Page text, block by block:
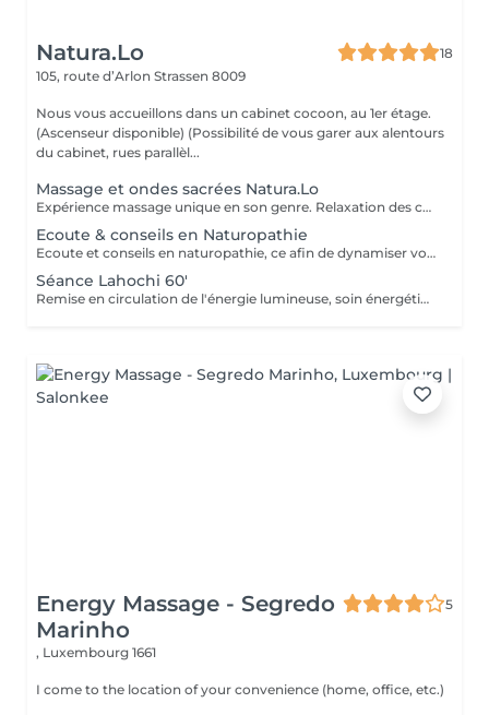
Natura.Lo
18
105, route d’Arlon Strassen 8009
Nous vous accueillons dans un cabinet cocoon, au 1er étage.
(Ascenseur disponible) (Possibilité de vous garer aux alentours
du cabinet, rues parallèl...
Massage et ondes sacrées Natura.Lo
Expérience massage unique en son genre. Relaxation des corps et soin sonore au tambour, bols tibétains et vocale accompagné de notre partenaire bien-être : Anne
Ecoute & conseils en Naturopathie
Ecoute et conseils en naturopathie, ce afin de dynamiser votre retour à la vitalité mentale et corporelle. (Anamnèse de votre mode de vie et de votre quotidien, et mise en place de votre plan "bien-être") Les conseils ou soins en naturopathie ne remplacent en aucun cas un traitement chez votre médecin. Chèque cadeau disponible (Montant de votre choix, celui-ci est à indiquer lors de votre demande) (Temps de séance facultatif)
Séance Lahochi 60'
Remise en circulation de l'énergie lumineuse, soin énergétique. Chèque cadeau disponible (Montant de votre choix, celui-ci est à indiquer lors de votre demande)
Energy Massage - Segredo
Marinho
5
, Luxembourg 1661
I come to the location of your convenience (home, office, etc.)